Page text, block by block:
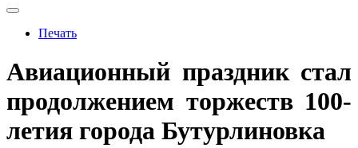
Печать
Авиационный праздник стал
продолжением торжеств 100-
летия города Бутурлиновка